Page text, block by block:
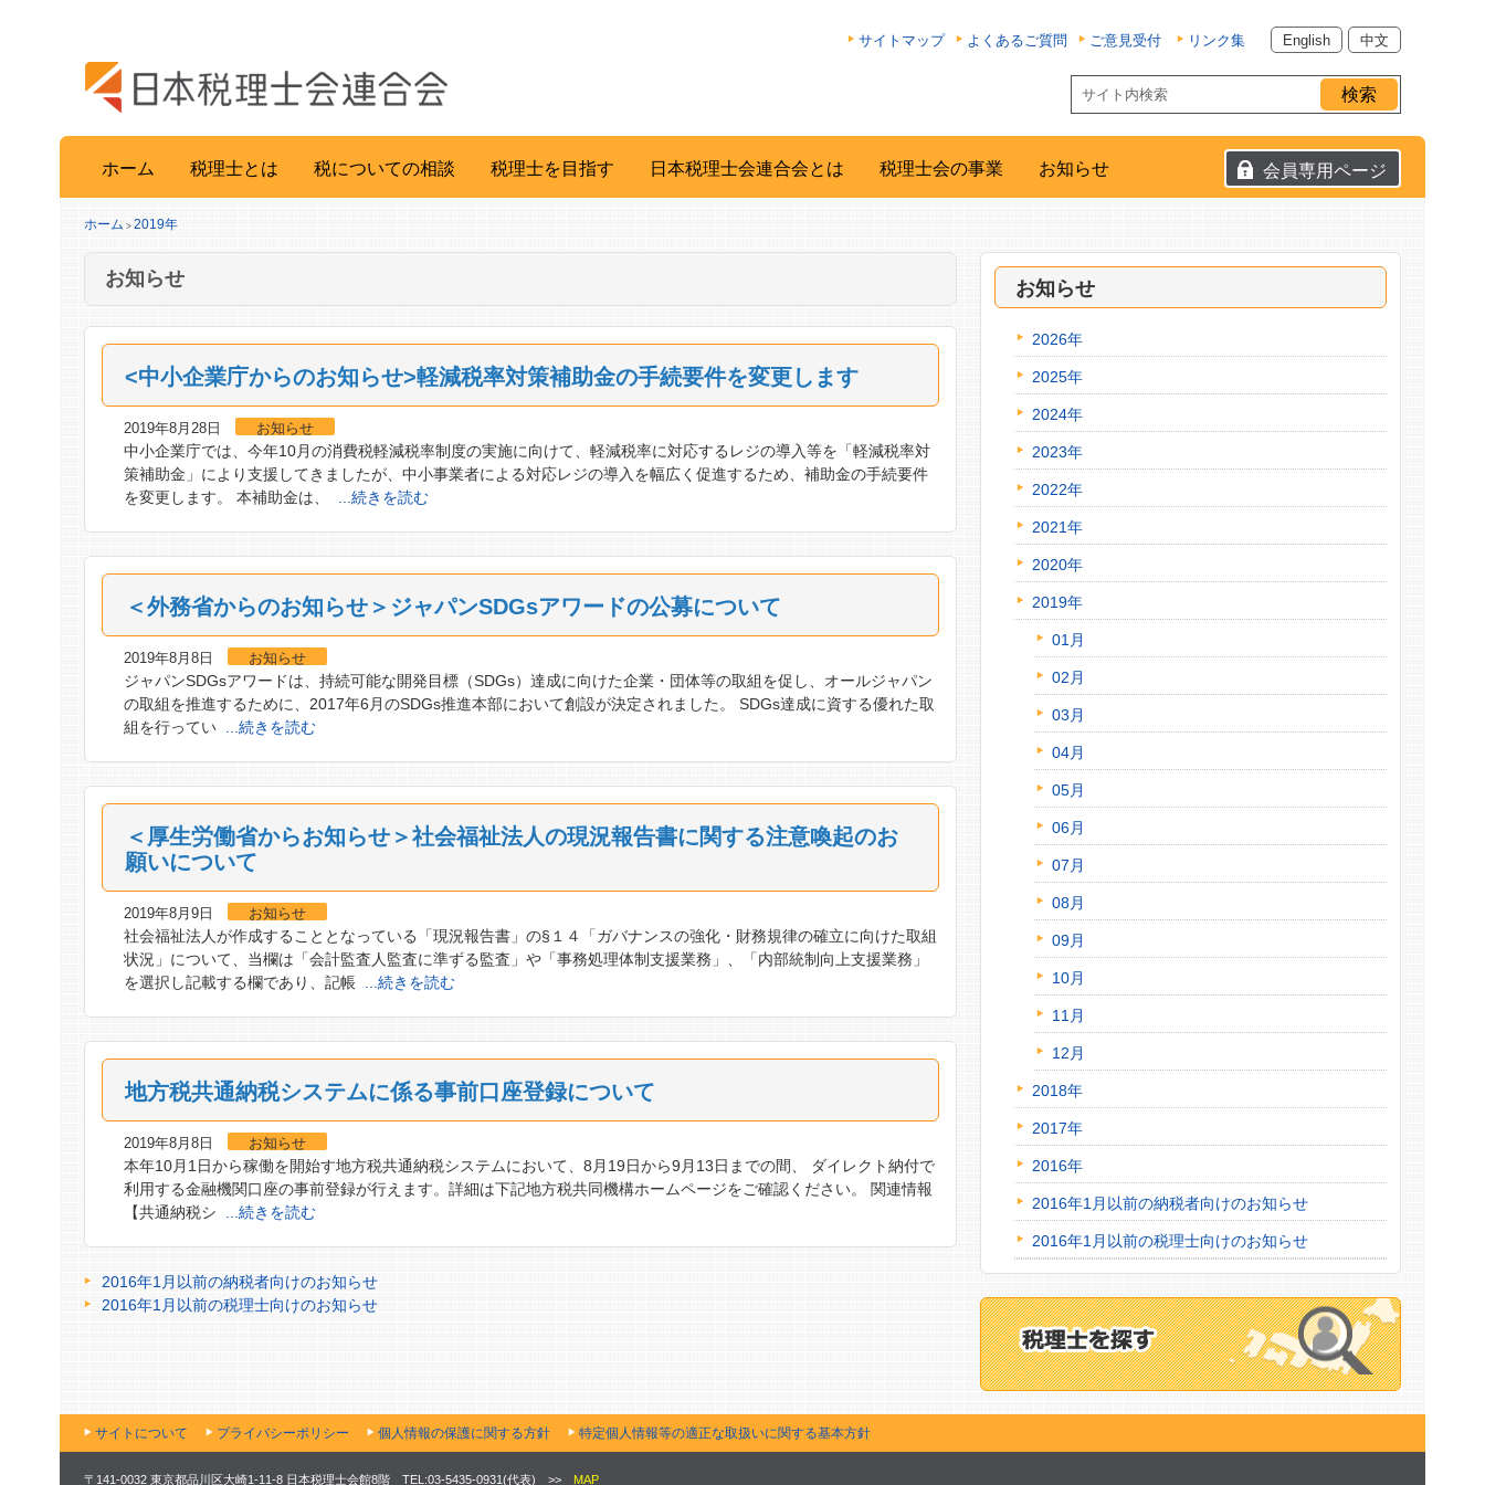
サイトマップ よくあるご質問 ご意見受付 リンク集 English 中文
会員専用ページ
ホーム 税理士とは 税についての相談 税理士を目指す 日本税理士会連合会とは 税理士会の事業 お知らせ
ホーム >2019年
お知らせ
<中小企業庁からのお知らせ>軽減税率対策補助金の手続要件を変更します
2019年8月28日 お知らせ
中小企業庁では、今年10月の消費税軽減税率制度の実施に向けて、軽減税率に対応するレジの導入等を「軽減税率対
策補助金」により支援してきましたが、中小事業者による対応レジの導入を幅広く促進するため、補助金の手続要件
を変更します。 本補助金は、
...続きを読む
＜外務省からのお知らせ＞ジャパンSDGsアワードの公募について
2019年8月8日 お知らせ
ジャパンSDGsアワードは、持続可能な開発目標（SDGs）達成に向けた企業・団体等の取組を促し、オールジャパン
の取組を推進するために、2017年6月のSDGs推進本部において創設が決定されました。 SDGs達成に資する優れた取
組を行ってい
...続きを読む
＜厚生労働省からお知らせ＞社会福祉法人の現況報告書に関する注意喚起のお
願いについて
2019年8月9日 お知らせ
社会福祉法人が作成することとなっている「現況報告書」の§１４「ガバナンスの強化・財務規律の確立に向けた取組
状況」について、当欄は「会計監査人監査に準ずる監査」や「事務処理体制支援業務」、「内部統制向上支援業務」
を選択し記載する欄であり、記帳
...続きを読む
地方税共通納税システムに係る事前口座登録について
2019年8月8日 お知らせ
本年10月1日から稼働を開始す地方税共通納税システムにおいて、8月19日から9月13日までの間、 ダイレクト納付で
利用する金融機関口座の事前登録が行えます。詳細は下記地方税共同機構ホームページをご確認ください。 関連情報
【共通納税シ
...続きを読む
2016年1月以前の納税者向けのお知らせ
2016年1月以前の税理士向けのお知らせ
お知らせ
2026年
2025年
2024年
2023年
2022年
2021年
2020年
2019年
01月
02月
03月
04月
05月
06月
07月
08月
09月
10月
11月
12月
2018年
2017年
2016年
2016年1月以前の納税者向けのお知らせ
2016年1月以前の税理士向けのお知らせ
サイトについて プライバシーポリシー 個人情報の保護に関する方針 特定個人情報等の適正な取扱いに関する基本方針
〒141-0032 東京都品川区大崎1-11-8 日本税理士会館8階 TEL:03-5435-0931(代表) >> MAP